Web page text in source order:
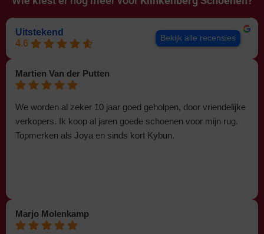
Uitstekend
4.6
Bekijk alle recensies
Martien Van der Putten
We worden al zeker 10 jaar goed geholpen, door vriendelijke
verkopers. Ik koop al jaren goede schoenen voor mijn rug.
Topmerken als Joya en sinds kort Kybun.
Marjo Molenkamp